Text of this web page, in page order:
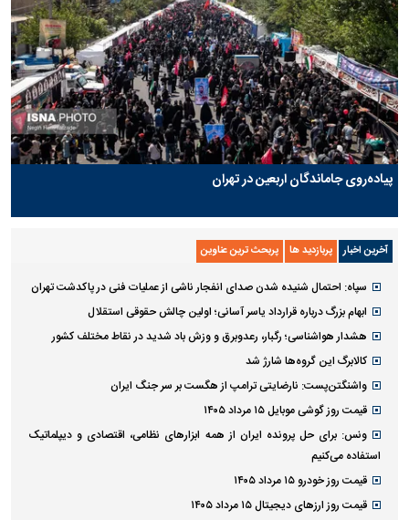
پیاده‌روی جاماندگان اربعین در تهران
آخرین اخبار پربازدید ها پربحث ترین عناوین
سپاه: احتمال شنیده شدن صدای انفجار ناشی از عملیات فنی در پاکدشت تهران
ابهام بزرگ درباره قرارداد یاسر آسانی؛ اولین چالش حقوقی استقلال
هشدار هواشناسی؛ رگبار، رعدوبرق و وزش باد شدید در نقاط مختلف کشور
کالابرگ این گروه‌ها شارژ شد
واشنگتن‌پست: نارضایتی ترامپ از هگست بر سر جنگ ایران
قیمت روز گوشی موبایل ۱۵ مرداد ۱۴۰۵
ونس: برای حل پرونده ایران از همه ابزارهای نظامی، اقتصادی و دیپلماتیک
استفاده می‌کنیم
قیمت روز خودرو ۱۵ مرداد ۱۴۰۵
قیمت روز ارز‌های دیجیتال ۱۵ مرداد ۱۴۰۵